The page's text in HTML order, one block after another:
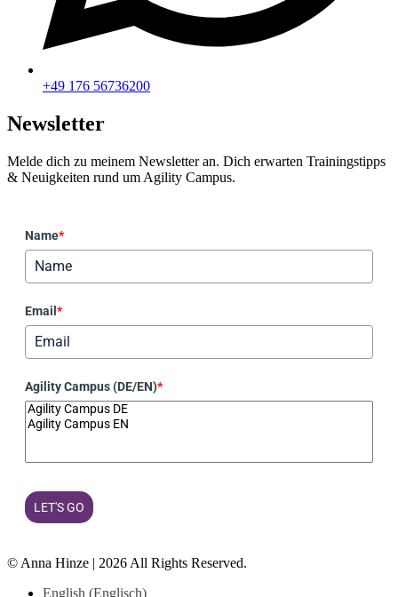
+49 176 56736200
Newsletter
Melde dich zu meinem Newsletter an. Dich erwarten Trainingstipps
& Neuigkeiten rund um Agility Campus.
Name*
Email*
Agility Campus (DE/EN)*
LET'S GO
© Anna Hinze | 2026 All Rights Reserved.
English (Englisch)